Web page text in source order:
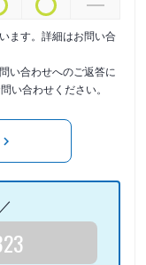
ます。詳細はお問い合
い合わせへのご返答に
い合わせください。